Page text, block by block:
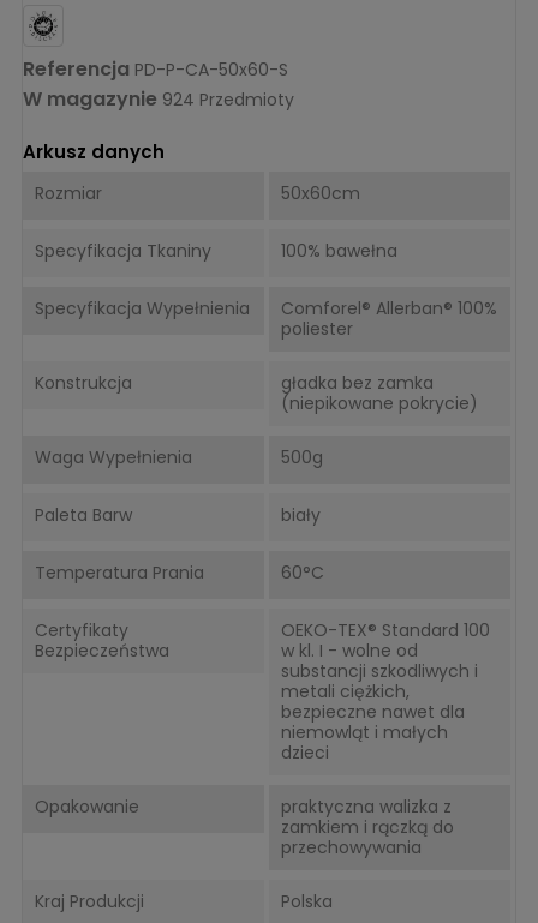
Referencja PD-P-CA-50x60-S
W magazynie 924 Przedmioty
Arkusz danych
Rozmiar 50x60cm
Specyfikacja Tkaniny 100% bawełna
Specyfikacja Wypełnienia
Comforel® Allerban® 100%
poliester
Konstrukcja
gładka bez zamka
(niepikowane pokrycie)
Waga Wypełnienia 500g
Paleta Barw biały
Temperatura Prania 60°C
Certyfikaty
Bezpieczeństwa
OEKO-TEX® Standard 100
w kl. I - wolne od
substancji szkodliwych i
metali ciężkich,
bezpieczne nawet dla
niemowląt i małych
dzieci
Opakowanie
praktyczna walizka z
zamkiem i rączką do
przechowywania
Kraj Produkcji Polska